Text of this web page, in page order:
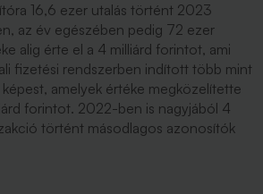
16,6 ezer utalás történt 2023
az év egészében pedig 72 ezer
alig érte el a 4 milliárd forintot, ami
fizetési rendszerben indított több mint
amelyek értéke megközelítette
forintot. 2022-ben is nagyjából 4
történt másodlagos azonosítók